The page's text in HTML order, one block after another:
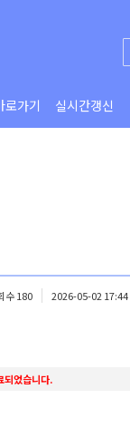
로가기 실시간갱신
수 180 2026-05-02 17:44
되었습니다.